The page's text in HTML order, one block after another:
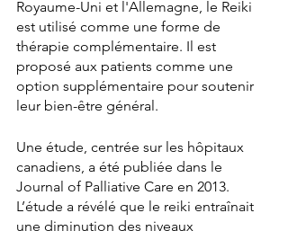
Royaume-Uni et l'Allemagne, le Reiki
est utilisé comme une forme de
thérapie complémentaire. Il est
proposé aux patients comme une
option supplémentaire pour soutenir
leur bien-être général.
Une étude, centrée sur les hôpitaux
canadiens, a été publiée dans le
Journal of Palliative Care en 2013.
L’étude a révélé que le reiki entraînait
une diminution des niveaux